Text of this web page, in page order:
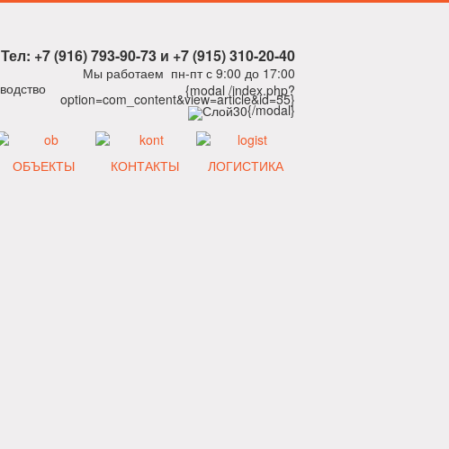
Тел: +7 (916) 793-90-73 и +7 (915) 310-20-40
Мы работаем пн-пт с 9:00 до 17:00
{modal /index.php?
option=com_content&view=article&id=55}
{/modal}
ОБЪЕКТЫ КОНТАКТЫ ЛОГИСТИКА